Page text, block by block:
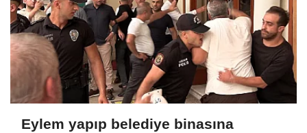
Eylem yapıp belediye binasına